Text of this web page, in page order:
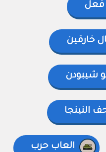
فعل
خارقين
شيبودن
النينجا
العاب حرب